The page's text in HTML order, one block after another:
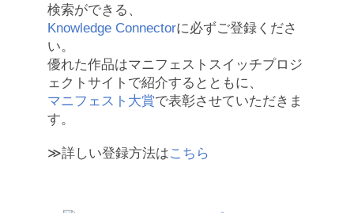
検索ができる、
Knowledge Connectorに必ずご登録くださ
い。
優れた作品はマニフェストスイッチプロジ
ェクトサイトで紹介するとともに、
マニフェスト大賞で表彰させていただきま
す。
≫詳しい登録方法はこちら